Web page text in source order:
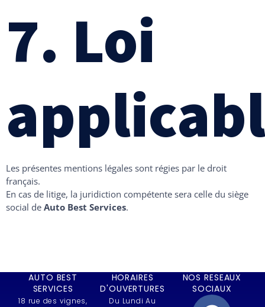
7. Loi
Les présentes mentions légales sont régies par le droit
français.
En cas de litige, la juridiction compétente sera celle du siège
social de Auto Best Services.
AUTO BEST
SERVICES
18 rue des vignes,
HORAIRES
D'OUVERTURES
Du Lundi Au
NOS RESEAUX
SOCIAUX